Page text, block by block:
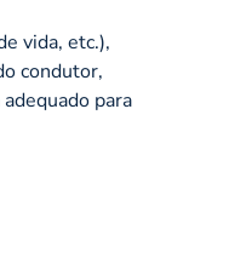
vida, etc.),
condutor,
para